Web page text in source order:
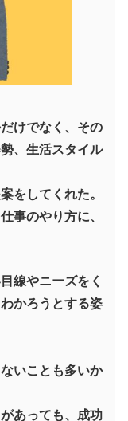
けでなく、その
、生活スタイル
をしてくれた。
事のやり方に、
線やニーズをく
かろうとする姿
いことも多いか
あっても、成功